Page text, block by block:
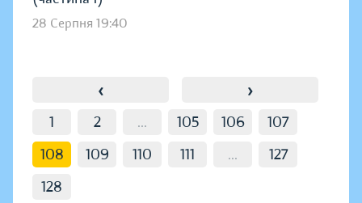
28 Серпня 19:40
‹
1 2 ... 105 106
107
108
109 110 111 ...
127
128
›